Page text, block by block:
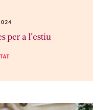
per a l'estiu